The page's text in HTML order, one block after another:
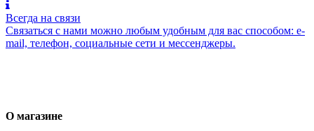
Всегда на связи
Связаться с нами можно любым удобным для вас способом: e-
mail, телефон, социальные сети и мессенджеры.
О магазине